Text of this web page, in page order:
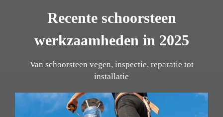
Recente schoorsteen
werkzaamheden in 2025
Van schoorsteen vegen, inspectie, reparatie tot
installatie